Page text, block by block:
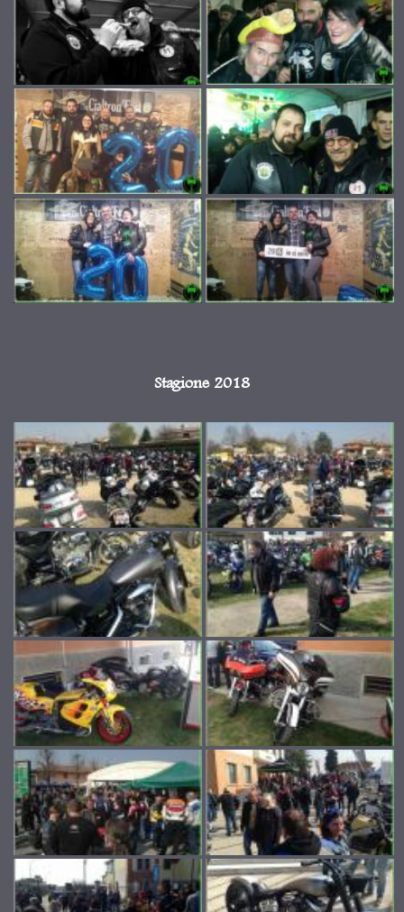
Stagione 2018